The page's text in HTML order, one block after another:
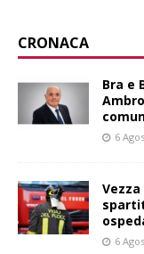
CRONACA
Bra e
6
Vezza
6